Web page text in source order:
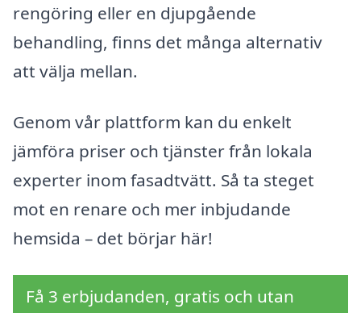
rengöring eller en djupgående
behandling, finns det många alternativ
att välja mellan.
Genom vår plattform kan du enkelt
jämföra priser och tjänster från lokala
experter inom fasadtvätt. Så ta steget
mot en renare och mer inbjudande
hemsida – det börjar här!
Få 3 erbjudanden, gratis och utan